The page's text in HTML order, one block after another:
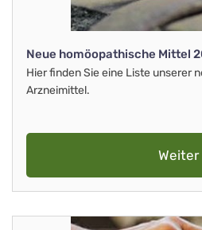
Neue homöopathische Mittel
Hier finden Sie eine Liste unserer
Arzneimittel.
Weiter